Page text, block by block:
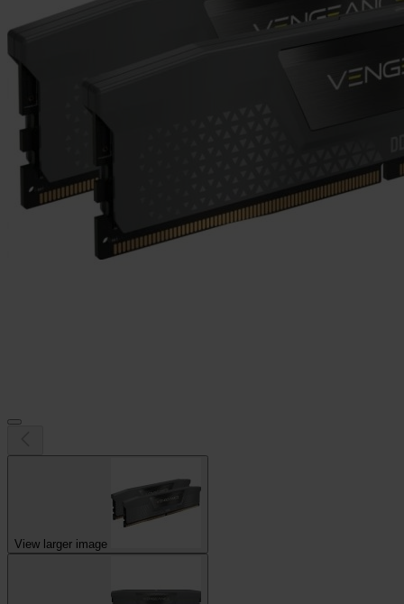
View larger image